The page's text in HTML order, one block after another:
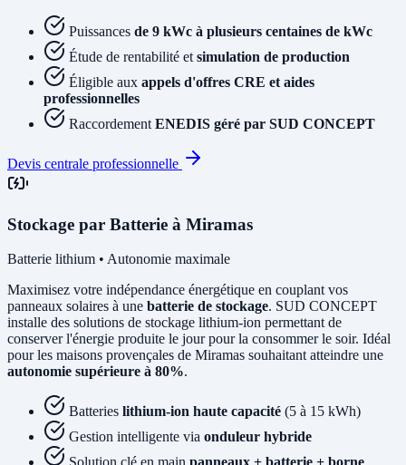
Puissances de 9 kWc à plusieurs centaines de kWc
Étude de rentabilité et simulation de production
Éligible aux appels d'offres CRE et aides
professionnelles
Raccordement ENEDIS géré par SUD CONCEPT
Devis centrale professionnelle
Stockage par Batterie à Miramas
Batterie lithium • Autonomie maximale
Maximisez votre indépendance énergétique en couplant vos
panneaux solaires à une batterie de stockage. SUD CONCEPT
installe des solutions de stockage lithium-ion permettant de
conserver l'énergie produite le jour pour la consommer le soir. Idéal
pour les maisons provençales de Miramas souhaitant atteindre une
autonomie supérieure à 80%.
Batteries lithium-ion haute capacité (5 à 15 kWh)
Gestion intelligente via onduleur hybride